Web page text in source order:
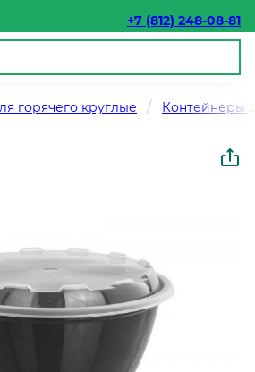
+7 (812) 248-08-81
горячего круглые Контейнеры